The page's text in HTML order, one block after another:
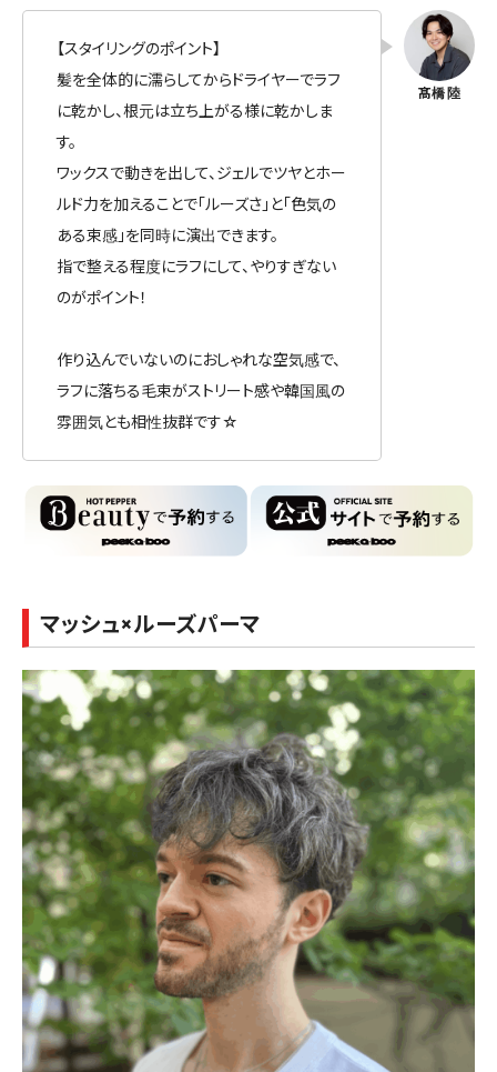
【スタイリングのポイント】
髪を全体的に濡らしてからドライヤーでラフ
に乾かし、根元は立ち上がる様に乾かしま
す。
ワックスで動きを出して、ジェルでツヤとホー
ルド力を加えることで「ルーズさ」と「色気の
ある束感」を同時に演出できます。
指で整える程度にラフにして、やりすぎない
のがポイント！
作り込んでいないのにおしゃれな空気感で、
ラフに落ちる毛束がストリート感や韓国風の
雰囲気とも相性抜群です☆
マッシュ×ルーズパーマ